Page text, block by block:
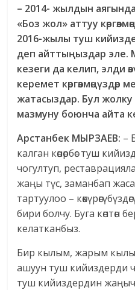
– 2014- жылдын
«Боз жол» аттуу
2016-жылы туш кийиздер
деп айттыңыздар эле.
кезеги да келип, элди
керемет
жатасыздар. Бул
мазмуну боюнча айта
Арстанбек МЫРЗАЕВ: –
калган көөнөрбөс туш
чогултуп,
жаңы түс, заманбап
тартуулоо –
бири болчу. Буга көптөн
келатканбыз.
Бир кылым, жарым
ашуун туш кийиздерди
туш кийиздердин